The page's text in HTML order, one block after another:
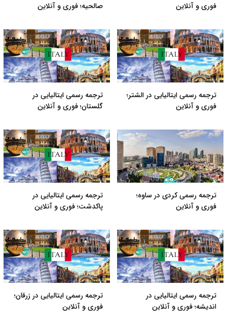
فوری و آنلاین
صالحیه؛ فوری و آنلاین
ترجمه رسمی ایتالیایی در الشتر؛
فوری و آنلاین
ترجمه رسمی ایتالیایی در
گلستان؛ فوری و آنلاین
ترجمه رسمی کردی در ساوه؛
فوری و آنلاین
ترجمه رسمی ایتالیایی در
پاکدشت؛ فوری و آنلاین
ترجمه رسمی ایتالیایی در
اندیشه؛ فوری و آنلاین
ترجمه رسمی ایتالیایی در زرقان؛
فوری و آنلاین